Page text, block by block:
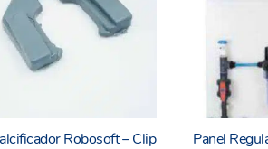
Robosoft – Clip
Panel